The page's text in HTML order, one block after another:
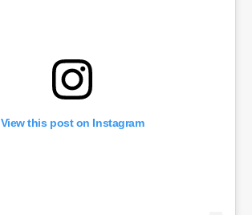
View this post on Instagram